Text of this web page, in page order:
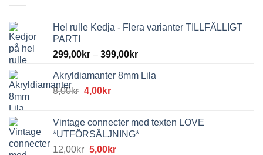
Hel rulle Kedja - Flera varianter TILLFÄLLIGT
PARTI
299,00kr – 399,00kr
Akryldiamanter 8mm Lila
8,00kr Det
var:
8,00kr.
4,00krDet
är:
4,00kr.
Vintage connecter med texten LOVE
*UTFÖRSÄLJNING*
12,00kr Det
5,00krDet